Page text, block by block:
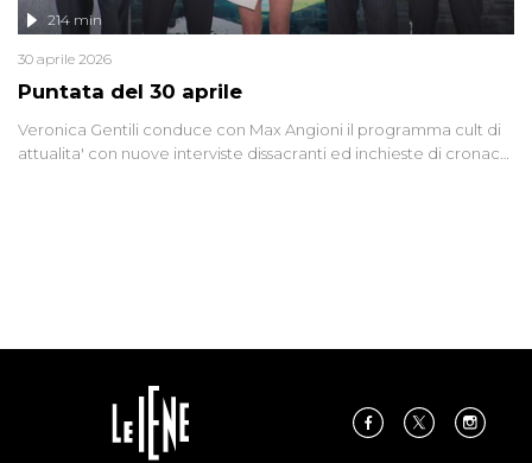
Puntata del 30 aprile
214 min
30 aprile 2026
Veronica Gentili conduce con Max Angioni il programma cult di
attualita' con nuove interviste dissacranti ed inchieste di cronaca